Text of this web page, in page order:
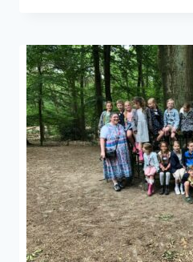
BUURTBOS
SCHENKEN
VIJF
PRUNUSTREKKERS.